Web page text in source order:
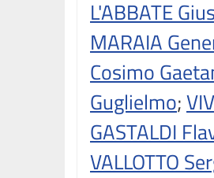
L'ABBATE
MARAIA
Cosimo
Guglielmo;
GASTALDI
VALLOTTO